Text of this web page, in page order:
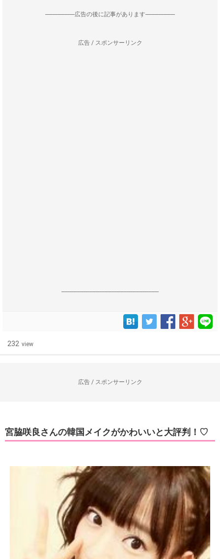
--------------------広告の後に記事があります--------------------
広告 / スポンサーリンク
------------------------------------------------------------------
232 view
広告 / スポンサーリンク
宮脇咲良さんの韓国メイクがかわいいと大評判！♡